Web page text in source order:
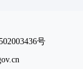
号